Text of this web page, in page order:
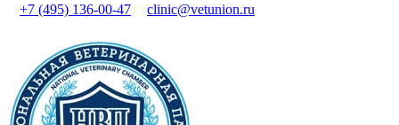
+7 (495) 136-00-47 clinic@vetunion.ru